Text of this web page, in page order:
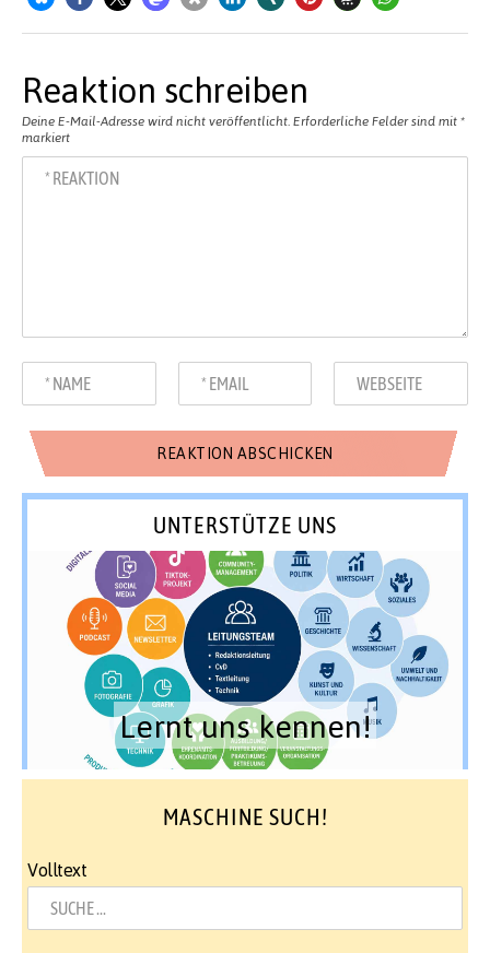
Reaktion schreiben
Deine E-Mail-Adresse wird nicht veröffentlicht. Erforderliche Felder sind mit *
markiert
UNTERSTÜTZE UNS
Lernt uns kennen!
MASCHINE SUCH!
Volltext